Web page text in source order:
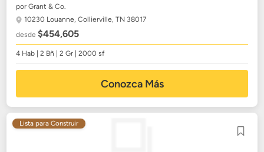
por Grant & Co.
10230 Louanne,Collierville, TN 38017
desde$454,605
4 Hab | 2 Bñ | 2 Gr | 2000 sf
Conozca Más
Lista para Construir